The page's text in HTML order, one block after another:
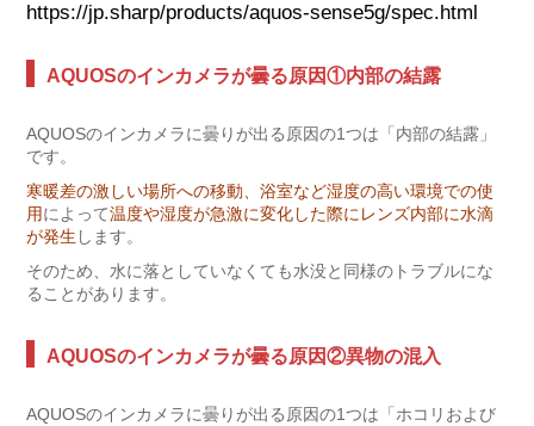
https://jp.sharp/products/aquos-sense5g/spec.html
AQUOSのインカメラが曇る原因①内部の結露
AQUOSのインカメラに曇りが出る原因の1つは「内部の結露」
です。
寒暖差の激しい場所への移動、浴室など湿度の高い環境での使
用によって温度や湿度が急激に変化した際にレンズ内部に水滴
が発生 します。
そのため、水に落としていなくても水没と同様のトラブルにな
ることがあります。
AQUOSのインカメラが曇る原因②異物の混入
AQUOSのインカメラに曇りが出る原因の1つは「ホコリおよび